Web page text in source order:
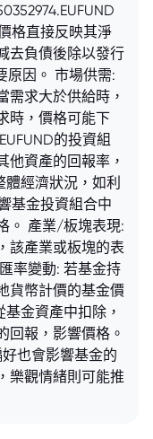
格直接反映其淨
去負債後除以發行
原因。 市場供需:
需求大於供給時，
時，價格可能下
的投資組
他資產的回報率，
經濟狀況，如利
基金投資組合中
。 產業/板塊表現:
該產業或板塊的表
率變動: 若基金持
貨幣計價的基金價
金資產中扣除，
回報，影響價格。
也會影響基金的
樂觀情緒則可能推